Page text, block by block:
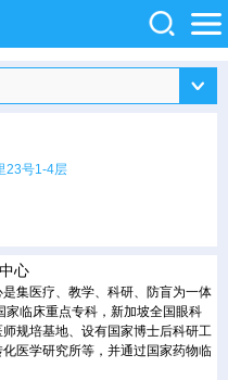
飞秒激光
23号1-4层
心
集医疗、教学、科研、防盲为一体
家临床重点专科，新加坡全国眼科
规培基地、设有国家博士后科研工
医学研究所等，并通过国家药物临